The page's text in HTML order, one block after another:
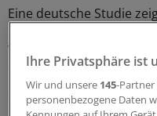
Eine deutsche Studie
vergangenen 14 Jahren.
sich daraus ableiten?
31.07.2026
Ihre Privatsphäre ist
Wir und unsere 145-
personenbezogene Daten